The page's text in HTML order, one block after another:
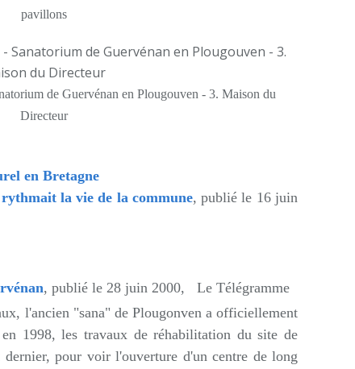
pavillons
de Guervénan en Plougouven - 3. Maison du
Directeur
en Bretagne
la vie de la commune, publié le 16 juin
, publié le 28 juin 2000,
Le Télégramme
l'ancien "sana" de Plougonven a officiellement
1998, les travaux de réhabilitation du site de
dernier, pour voir l'ouverture d'un centre de long